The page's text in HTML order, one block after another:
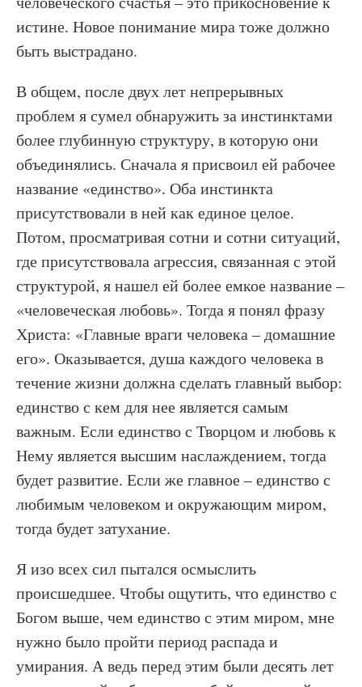
истине. Новое понимание мира тоже должно
быть выстрадано.
В общем, после двух лет непрерывных
проблем я сумел обнаружить за инстинктами
более глубинную структуру, в которую они
объединялись. Сначала я присвоил ей рабочее
название «единство». Оба инстинкта
присутствовали в ней как единое целое.
Потом, просматривая сотни и сотни ситуаций,
где присутствовала агрессия, связанная с этой
структурой, я нашел ей более емкое название –
«человеческая любовь». Тогда я понял фразу
Христа: «Главные враги человека – домашние
его». Оказывается, душа каждого человека в
течение жизни должна сделать главный выбор:
единство с кем для нее является самым
важным. Если единство с Творцом и любовь к
Нему является высшим наслаждением, тогда
будет развитие. Если же главное – единство с
любимым человеком и окружающим миром,
тогда будет затухание.
Я изо всех сил пытался осмыслить
происшедшее. Чтобы ощутить, что единство с
Богом выше, чем единство с этим миром, мне
нужно было пройти период распада и
умирания. А ведь перед этим были десять лет